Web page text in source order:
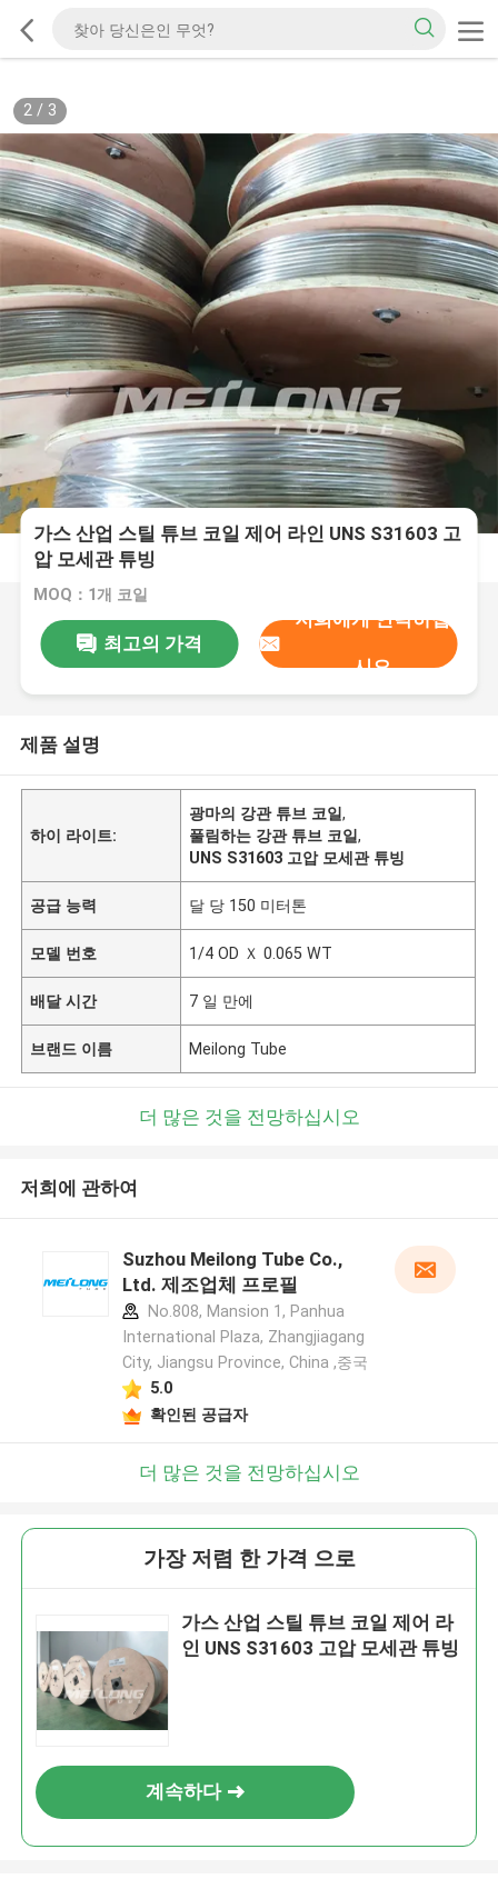
2/ 3
가스 산업 스틸 튜브 코일 제어 라인 UNS S31603 고
압 모세관 튜빙
MOQ：1개 코일
최고의 가격
저희에게 연락하십
시오
제품 설명
하이 라이트:
광마의 강관 튜브 코일,
풀림하는 강관 튜브 코일,
UNS S31603 고압 모세관 튜빙
공급 능력 달 당 150 미터톤
모델 번호 1/4 OD Ｘ 0.065 WT
배달 시간 7 일 만에
브랜드 이름 Meilong Tube
더 많은 것을 전망하십시오
저희에 관하여
Suzhou Meilong Tube Co.,
Ltd. 제조업체 프로필
No.808, Mansion 1, Panhua
International Plaza, Zhangjiagang
City, Jiangsu Province, China ,중국
5.0
확인된 공급자
더 많은 것을 전망하십시오
가장 저렴 한 가격 으로
가스 산업 스틸 튜브 코일 제어 라
인 UNS S31603 고압 모세관 튜빙
계속하다